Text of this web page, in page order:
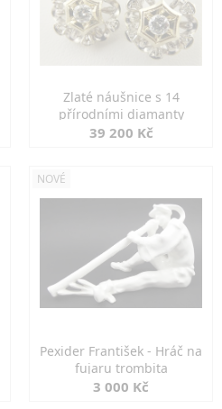
Zlaté náušnice s 14
přírodními diamanty
39 200 Kč
NOVÉ
Pexider František - Hráč na
fujaru trombita
3 000 Kč